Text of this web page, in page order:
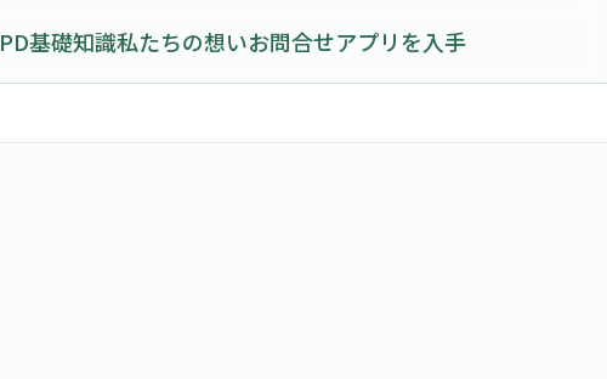
PD基礎知識私たちの想いお問合せアプリを入手